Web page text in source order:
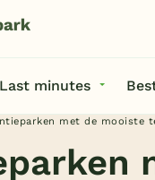
Last minutes
met de mooiste